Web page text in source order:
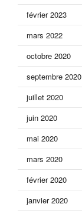
février 2023
mars 2022
octobre 2020
septembre 2020
juillet 2020
juin 2020
mai 2020
mars 2020
février 2020
janvier 2020